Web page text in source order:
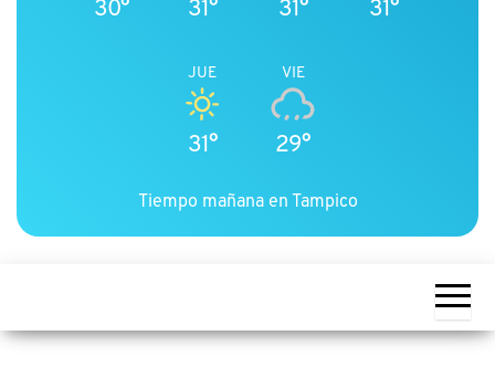
30° 31° 31° 31°
JUE
31°
VIE
29°
Tiempo mañana en Tampico